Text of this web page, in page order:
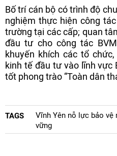
Bố trí cán bộ có trình độ
nghiệm thực hiện công
trường tại các cấp; quan
đầu tư cho công tác
khuyến khích các tổ
kinh tế đầu tư vào lĩnh vực
tốt phong trào “Toàn dân
TAGS
Vĩnh Yên nỗ lực bảo
vững